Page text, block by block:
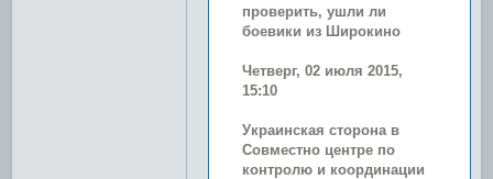
проверить, ушли ли
боевики из Широкино
Четверг, 02 июля 2015,
15:10
Украинская сторона в
Совместно центре по
контролю и координации